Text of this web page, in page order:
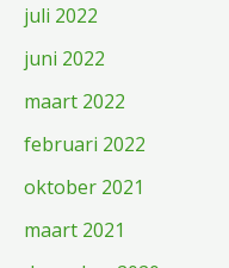
juli 2022
juni 2022
maart 2022
februari 2022
oktober 2021
maart 2021